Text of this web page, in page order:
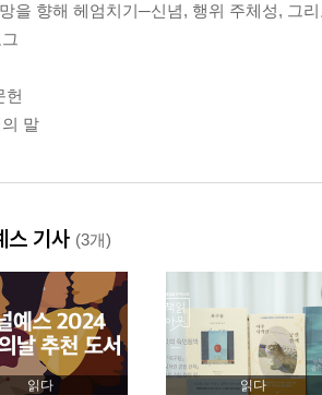
을 향해 헤엄치기─신념, 행위 주체성, 그
헌
말
스 기사 (3개)
읽다 읽다